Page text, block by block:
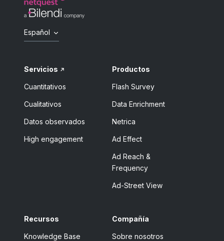
Español
Servicios
Cuantitativos
Cualitativos
Datos observados
High engagement
Productos
Flash Survey
Data Enrichment
Netrica
Ad Effect
Ad Reach &
Frequency
Ad-Street View
Recursos
Knowledge Base
Compañía
Sobre nosotros